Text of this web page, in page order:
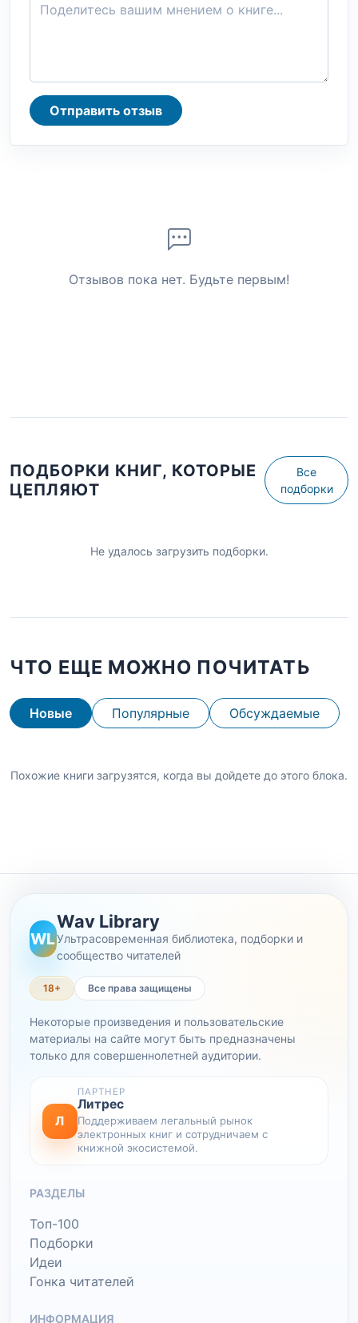
Отправить отзыв
Отзывов пока нет. Будьте первым!
ПОДБОРКИ КНИГ, КОТОРЫЕ
ЦЕПЛЯЮТ
Все
подборки
Не удалось загрузить подборки.
ЧТО ЕЩЕ МОЖНО ПОЧИТАТЬ
Новые Популярные Обсуждаемые
Похожие книги загрузятся, когда вы дойдете до этого блока.
WL
Wav Library
Ультрасовременная библиотека, подборки и
сообщество читателей
18+ Все права защищены
Некоторые произведения и пользовательские
материалы на сайте могут быть предназначены
только для совершеннолетней аудитории.
Л
ПАРТНЕР
Литрес
Поддерживаем легальный рынок
электронных книг и сотрудничаем с
книжной экосистемой.
РАЗДЕЛЫ
Топ-100
Подборки
Идеи
Гонка читателей
ИНФОРМАЦИЯ